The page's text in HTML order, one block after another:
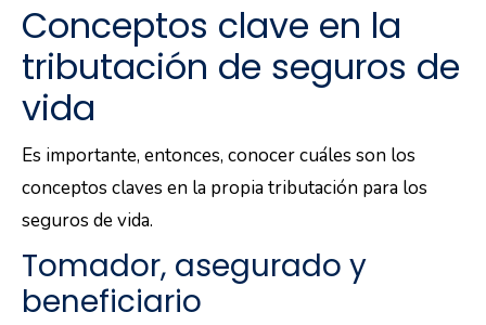
Conceptos clave en la
tributación de seguros de
vida
Es importante, entonces, conocer cuáles son los
conceptos claves en la propia tributación para los
seguros de vida.
Tomador, asegurado y
beneficiario